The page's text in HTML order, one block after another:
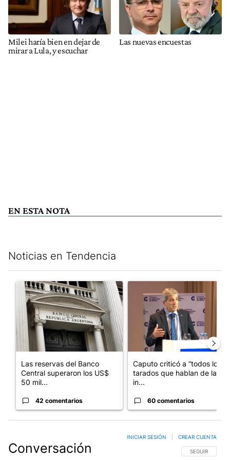
Milei haría bien en dejar de
mirar a Lula, y escuchar
Las nuevas encuestas
EN ESTA NOTA
Noticias en Tendencia
Un artículo de tendencia con el título "Las reservas del Banco
Las reservas del Banco
Central superaron los US$
50 mil...
42 comentarios
Caputo criticó a “todos los
tarados que hablan de la
in...
60 comentarios
Conversación SIGA ESTA
SEGUIR
INICIAR SESIÓN CREAR CUENTA